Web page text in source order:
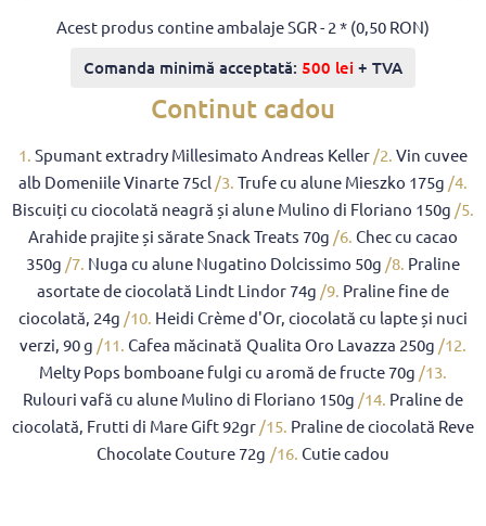
Acest produs contine ambalaje SGR - 2 * (0,50 RON)
Comanda minimă acceptată: 500 lei + TVA
Continut cadou
1.Spumant extradry Millesimato Andreas Keller /2. Vin cuvee
alb Domeniile Vinarte 75cl /3. Trufe cu alune Mieszko 175g /4.
Biscuiți cu ciocolată neagră și alune Mulino di Floriano 150g /5.
Arahide prajite și sărate Snack Treats 70g /6. Chec cu cacao
350g /7. Nuga cu alune Nugatino Dolcissimo 50g /8. Praline
asortate de ciocolată Lindt Lindor 74g /9. Praline fine de
ciocolată, 24g /10. Heidi Crème d'Or, ciocolată cu lapte și nuci
verzi, 90 g /11. Cafea măcinată Qualita Oro Lavazza 250g /12.
Melty Pops bomboane fulgi cu aromă de fructe 70g /13.
Rulouri vafă cu alune Mulino di Floriano 150g /14. Praline de
ciocolată, Frutti di Mare Gift 92gr /15. Praline de ciocolată Reve
Chocolate Couture 72g /16. Cutie cadou